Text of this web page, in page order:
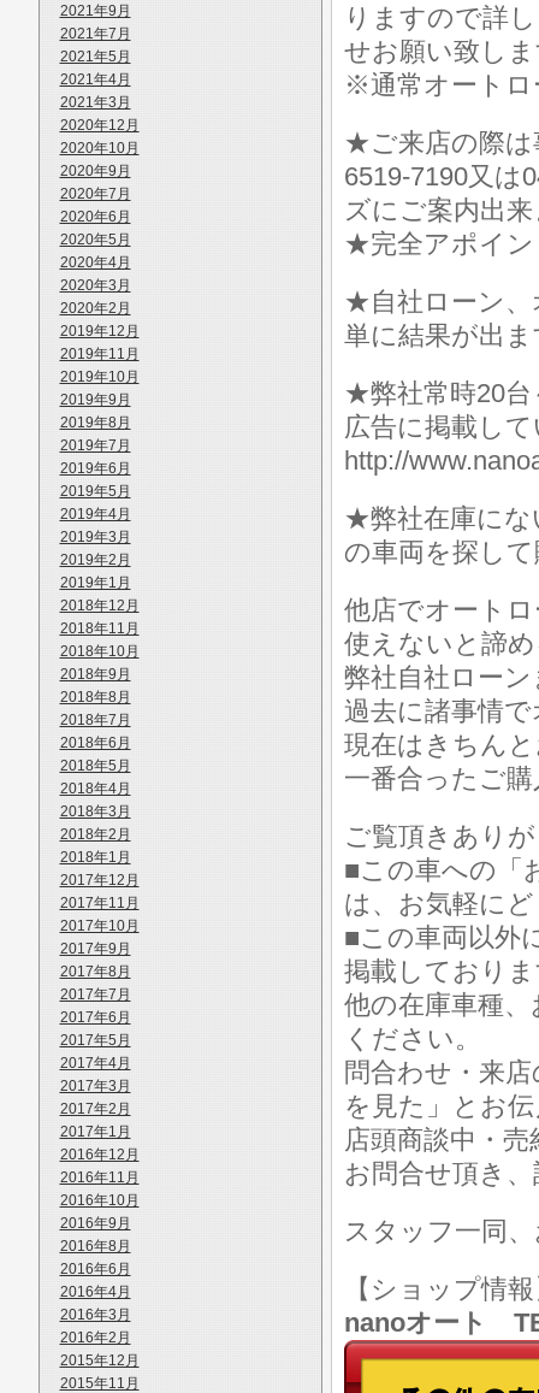
2021年9月
2021年7月
2021年5月
2021年4月
2021年3月
2020年12月
2020年10月
2020年9月
2020年7月
2020年6月
2020年5月
2020年4月
2020年3月
2020年2月
2019年12月
2019年11月
2019年10月
2019年9月
2019年8月
2019年7月
2019年6月
2019年5月
2019年4月
2019年3月
2019年2月
2019年1月
2018年12月
2018年11月
2018年10月
2018年9月
2018年8月
2018年7月
2018年6月
2018年5月
2018年4月
2018年3月
2018年2月
2018年1月
2017年12月
2017年11月
2017年10月
2017年9月
2017年8月
2017年7月
2017年6月
2017年5月
2017年4月
2017年3月
2017年2月
2017年1月
2016年12月
2016年11月
2016年10月
2016年9月
2016年8月
2016年6月
2016年4月
2016年3月
2016年2月
2015年12月
2015年11月
りますので詳
せお願い致し
※通常オートロ
★ご来店の際は
6519-7190又は
ズにご案内出
★完全アポイ
★自社ローン、
単に結果が出
★弊社常時20台
広告に掲載し
http://
★弊社在庫にな
の車両を探し
他店でオート
使えないと諦
弊社自社ロー
過去に諸事情
現在はきちん
一番合ったご
ご覧頂きあり
■この車への「
は、お気軽に
■この車両以外
掲載しており
他の在庫車種
ください。
問合わせ・来
を見た」とお
店頭商談中・
お問合せ頂き
スタッフ一同
【ショップ情
nanoオート